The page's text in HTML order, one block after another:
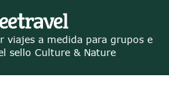
viajes a medida para grupos e
sello Culture & Nature